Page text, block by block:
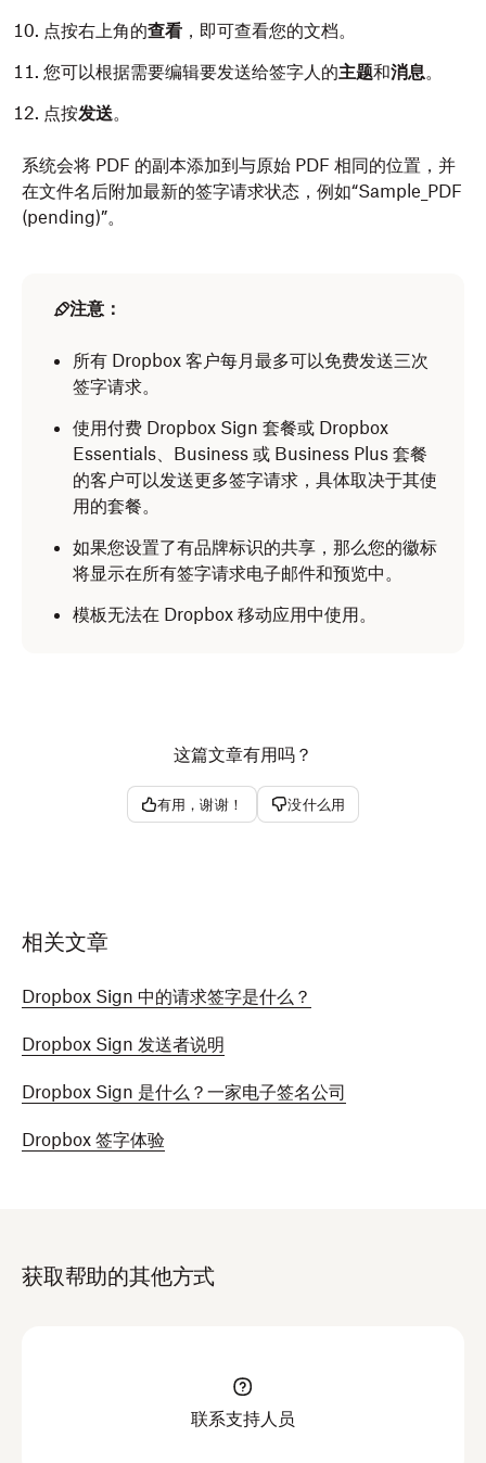
点按右上角的查看 ，即可查看您的文档。
您可以根据需要编辑要发送给签字人的主题和消息。
点按发送。
系统会将 PDF 的副本添加到与原始 PDF 相同的位置，并
在文件名后附加最新的签字请求状态，例如“Sample_PDF
(pending)”。
注意：
所有 Dropbox 客户每月最多可以免费发送三次
签字请求。
使用付费 Dropbox Sign 套餐或 Dropbox
Essentials、Business 或 Business Plus 套餐
的客户可以发送更多签字请求，具体取决于其使
用的套餐。
如果您设置了有品牌标识的共享，那么您的徽标
将显示在所有签字请求电子邮件和预览中。
模板无法在 Dropbox 移动应用中使用。
这篇文章有用吗？
有用，谢谢！ 没什么用
相关文章
Dropbox Sign 中的请求签字是什么？
Dropbox Sign 发送者说明
Dropbox Sign 是什么？一家电子签名公司
Dropbox 签字体验
获取帮助的其他方式
联系支持人员